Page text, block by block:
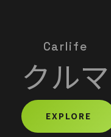
クルマ
Carlife
EXPLORE